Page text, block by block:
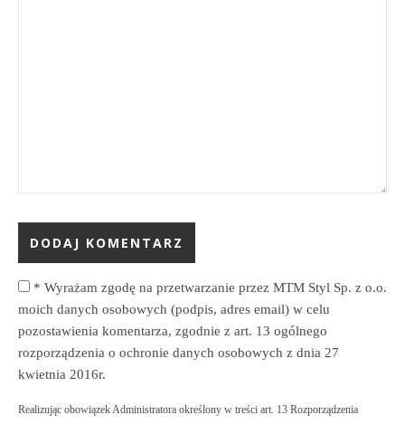
* Wyrażam zgodę na przetwarzanie przez MTM Styl Sp. z o.o.
moich danych osobowych (podpis, adres email) w celu
pozostawienia komentarza, zgodnie z art. 13 ogólnego
rozporządzenia o ochronie danych osobowych z dnia 27
kwietnia 2016r.
Realizując obowiązek Administratora określony w treści art. 13 Rozporządzenia